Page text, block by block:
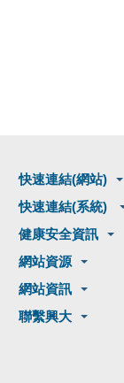
快速連結(網站)
快速連結(系統)
健康安全資訊
網站資源
網站資訊
聯繫興大